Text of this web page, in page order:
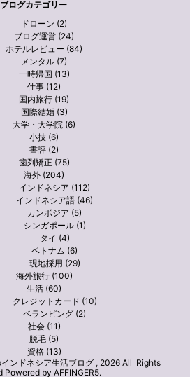
ブログカテゴリー
ドローン (2)
ブログ運営 (24)
ホテルレビュー (84)
メンタル (7)
一時帰国 (13)
仕事 (12)
国内旅行 (19)
国際結婚 (3)
大学・大学院 (6)
小技 (6)
書評 (2)
歯列矯正 (75)
海外 (204)
インドネシア (112)
インドネシア語 (46)
カンボジア (5)
シンガポール (1)
タイ (4)
ベトナム (6)
現地採用 (29)
海外旅行 (100)
生活 (60)
クレジットカード (10)
ベランピング (2)
社会 (11)
脱毛 (5)
資格 (13)
ンドネシア生活ブログ , 2026 All Rights
Powered by AFFINGER5.